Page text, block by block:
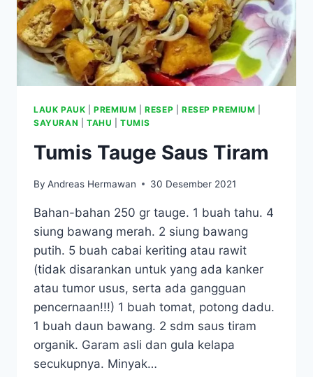
LAUK PAUK |PREMIUM |RESEP RESEP PREMIUM
SAYURAN
TAHU |TUMIS
Tumis Tauge Saus Tiram
By Andreas Hermawan 30 Desember 2021
Bahan-bahan 250 gr tauge. 1 buah tahu. 4
siung bawang merah. 2 siung bawang
putih. 5 buah cabai keriting atau rawit
(tidak disarankan untuk yang ada kanker
atau tumor usus, serta ada gangguan
pencernaan!!!) 1 buah tomat, potong dadu.
1 buah daun bawang. 2 sdm saus tiram
organik. Garam asli dan gula kelapa
secukupnya. Minyak…